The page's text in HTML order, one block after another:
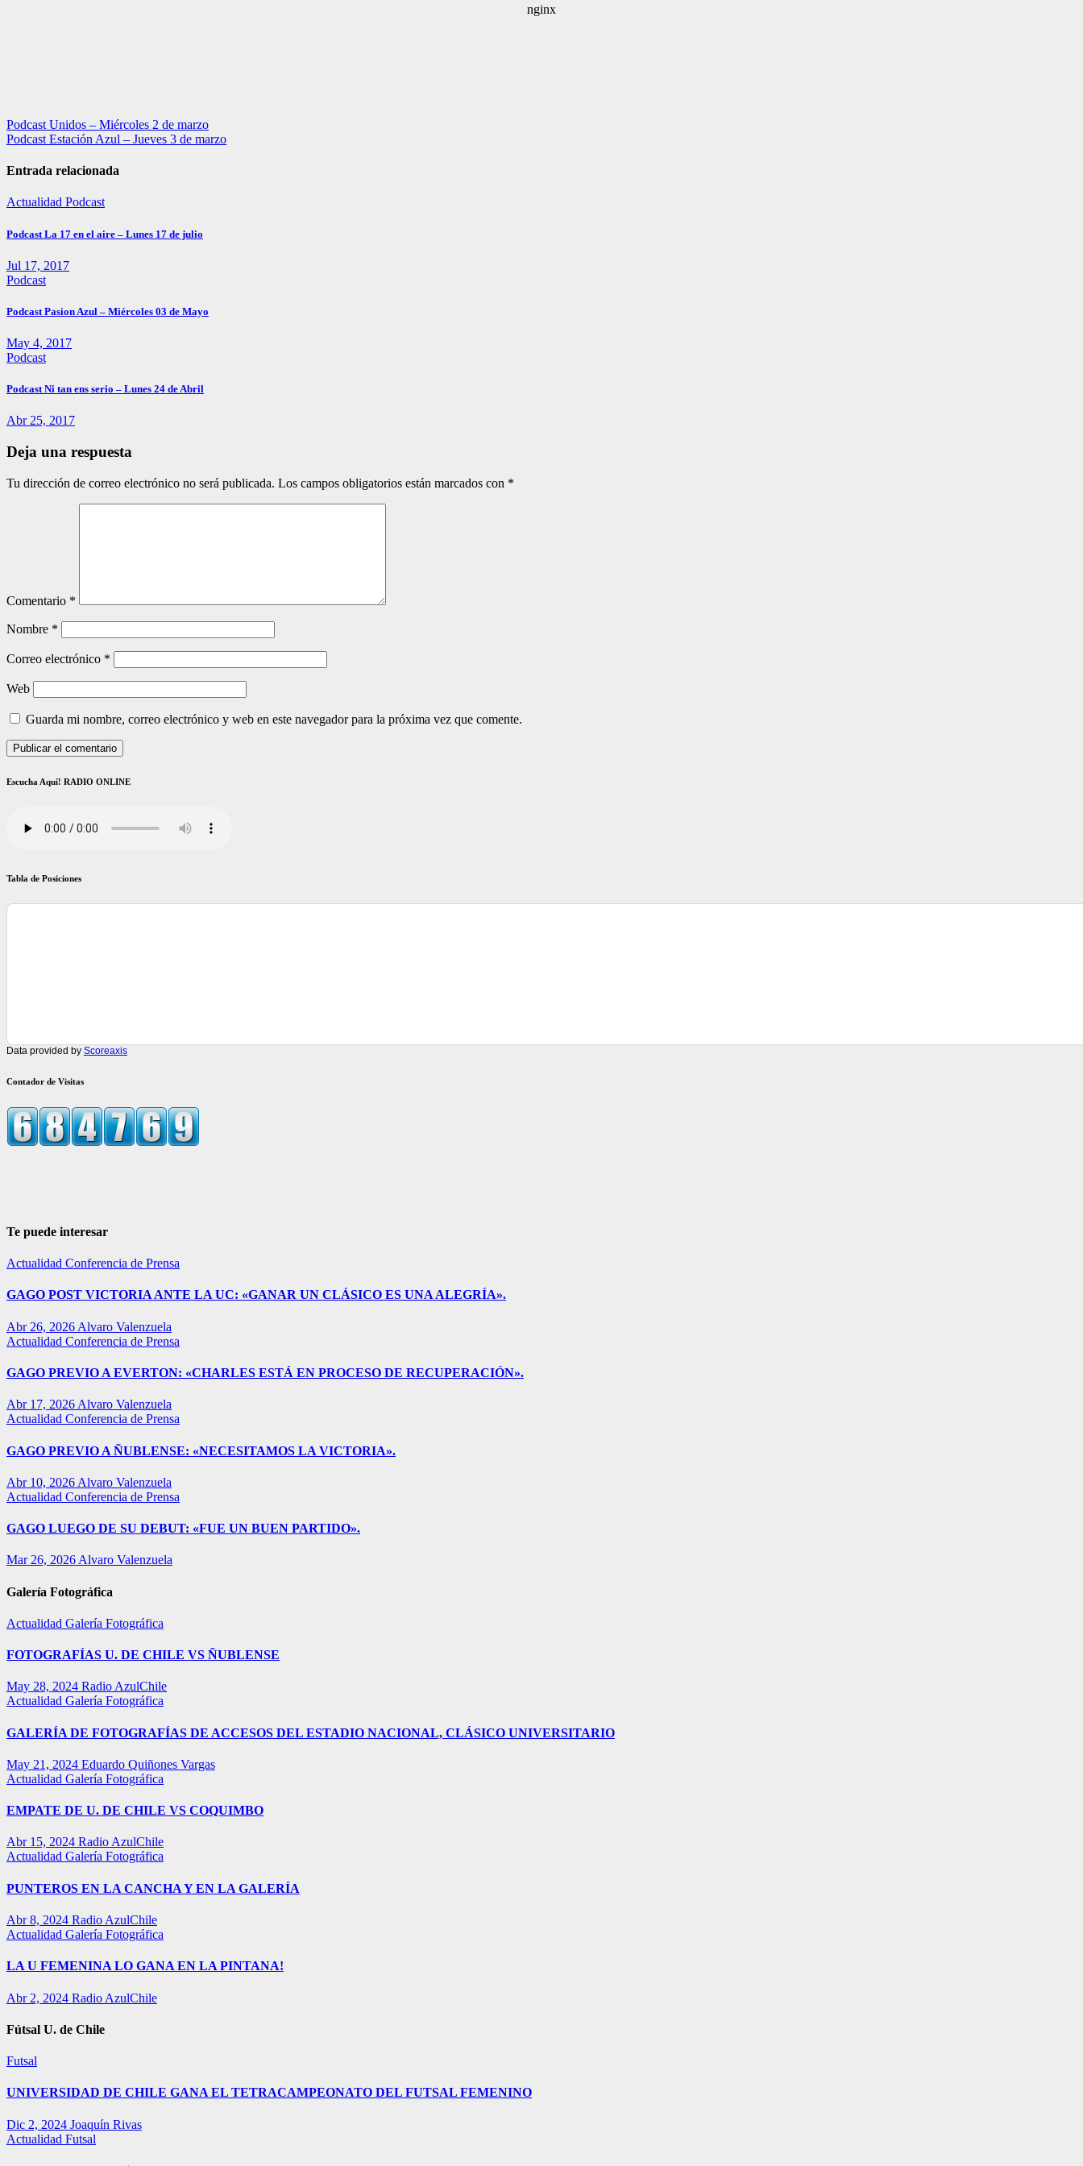
Navegación
de
entradas
Podcast Unidos – Miércoles 2 de marzo
Podcast Estación Azul – Jueves 3 de marzo
Entrada relacionada
Actualidad Podcast
Podcast La 17 en el aire – Lunes 17 de julio
Jul 17, 2017
Podcast
Podcast Pasion Azul – Miércoles 03 de Mayo
May 4, 2017
Podcast
Podcast Ni tan ens serio – Lunes 24 de Abril
Abr 25, 2017
Deja una respuesta
Tu dirección de correo electrónico no será publicada. Los campos obligatorios están marcados con *
Comentario *
Nombre *
Correo electrónico *
Web
Guarda mi nombre, correo electrónico y web en este navegador para la próxima vez que comente.
Escucha Aquí! RADIO ONLINE
Tabla de Posiciones
Data provided by Scoreaxis
Contador de Visitas
Te puede interesar
Actualidad Conferencia de Prensa
GAGO POST VICTORIA ANTE LA UC: «GANAR UN CLÁSICO ES UNA ALEGRÍA».
Abr 26, 2026 Alvaro Valenzuela
Actualidad Conferencia de Prensa
GAGO PREVIO A EVERTON: «CHARLES ESTÁ EN PROCESO DE RECUPERACIÓN».
Abr 17, 2026 Alvaro Valenzuela
Actualidad Conferencia de Prensa
GAGO PREVIO A ÑUBLENSE: «NECESITAMOS LA VICTORIA».
Abr 10, 2026 Alvaro Valenzuela
Actualidad Conferencia de Prensa
GAGO LUEGO DE SU DEBUT: «FUE UN BUEN PARTIDO».
Mar 26, 2026 Alvaro Valenzuela
Galería Fotográfica
Actualidad Galería Fotográfica
FOTOGRAFÍAS U. DE CHILE VS ÑUBLENSE
May 28, 2024 Radio AzulChile
Actualidad Galería Fotográfica
GALERÍA DE FOTOGRAFÍAS DE ACCESOS DEL ESTADIO NACIONAL, CLÁSICO UNIVERSITARIO
May 21, 2024 Eduardo Quiñones Vargas
Actualidad Galería Fotográfica
EMPATE DE U. DE CHILE VS COQUIMBO
Abr 15, 2024 Radio AzulChile
Actualidad Galería Fotográfica
PUNTEROS EN LA CANCHA Y EN LA GALERÍA
Abr 8, 2024 Radio AzulChile
Actualidad Galería Fotográfica
LA U FEMENINA LO GANA EN LA PINTANA!
Abr 2, 2024 Radio AzulChile
Fútsal U. de Chile
Futsal
UNIVERSIDAD DE CHILE GANA EL TETRACAMPEONATO DEL FUTSAL FEMENINO
Dic 2, 2024 Joaquín Rivas
Actualidad Futsal